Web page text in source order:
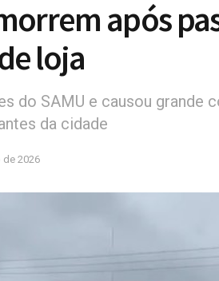
após
loja
do SAMU e causou grande
da cidade
de 2026